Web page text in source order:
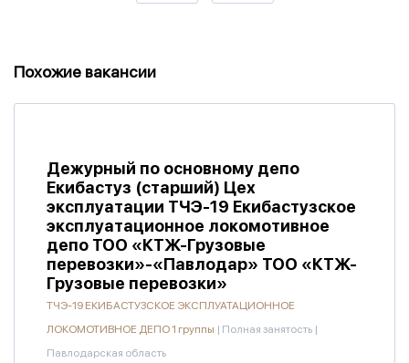
Похожие вакансии
Дежурный по основному депо
Екибастуз (старший) Цех
эксплуатации ТЧЭ-19 Екибастузское
эксплуатационное локомотивное
депо ТОО «КТЖ-Грузовые
перевозки»-«Павлодар» ТОО «КТЖ-
Грузовые перевозки»
ТЧЭ-19 ЕКИБАСТУЗСКОЕ ЭКСПЛУАТАЦИОННОЕ
ЛОКОМОТИВНОЕ ДЕПО 1 группы | Полная занятость |
Павлодарская область